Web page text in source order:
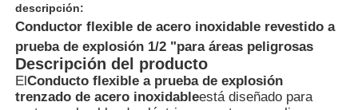
descripción:
Conductor flexible de acero inoxidable revestido a
prueba de explosión 1/2 "para áreas peligrosas
Descripción del producto
ElConducto flexible a prueba de explosión
trenzado de acero inoxidableestá diseñado para